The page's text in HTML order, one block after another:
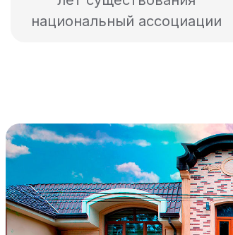
национальный ассоциации